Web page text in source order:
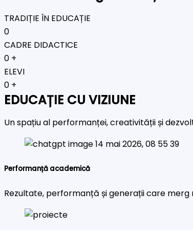
TRADIȚIE ÎN EDUCAȚIE
0
CADRE DIDACTICE
0 +
ELEVI
0 +
EDUCAȚIE CU VIZIUNE
Un spațiu al performanței, creativității și
Performanță academică
Rezultate, performanță și generații care merg